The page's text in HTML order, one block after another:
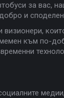
за вас,
и
към по-